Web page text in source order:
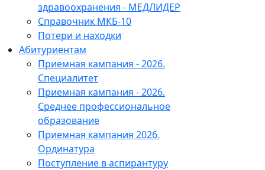
здравоохранения - МЕДЛИДЕР
Справочник МКБ-10
Потери и находки
Абитуриентам
Приемная кампания - 2026.
Специалитет
Приемная кампания - 2026.
Среднее профессиональное
образование
Приемная кампания 2026.
Ординатура
Поступление в аспирантуру